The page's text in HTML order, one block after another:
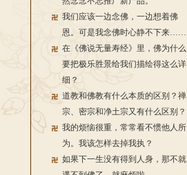
我们应该一边念佛，一边想着佛
恩。可是我念佛时心静不下来……
在《佛说无量寿经》里，佛为什么
要把极乐胜景给我们描绘得这么详
细？
道教和佛教有什么本质的区别？禅
宗、密宗和净土宗又有什么区别？
我的烦恼很重，常常看不惯他人所
为。我该怎样去掉我执？
如果下一生没有得到人身，那不就